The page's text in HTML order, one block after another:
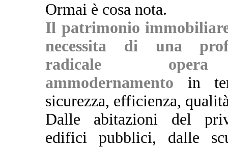
Ormai è cosa nota.
Il patrimonio
necessita di una
radicale
ammodernamento in
sicurezza, efficienza,
Dalle abitazioni del
edifici pubblici, dalle